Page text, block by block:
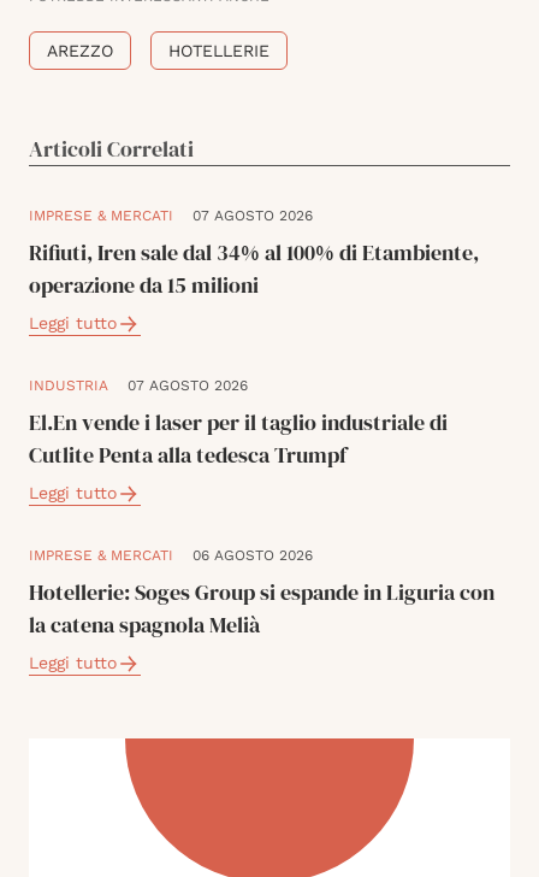
AREZZO HOTELLERIE
Articoli Correlati
IMPRESE & MERCATI 07 AGOSTO 2026
Rifiuti, Iren sale dal 34% al 100% di Etambiente,
operazione da 15 milioni
Leggi tutto
INDUSTRIA 07 AGOSTO 2026
El.En vende i laser per il taglio industriale di
Cutlite Penta alla tedesca Trumpf
Leggi tutto
IMPRESE & MERCATI 06 AGOSTO 2026
Hotellerie: Soges Group si espande in Liguria con
la catena spagnola Melià
Leggi tutto